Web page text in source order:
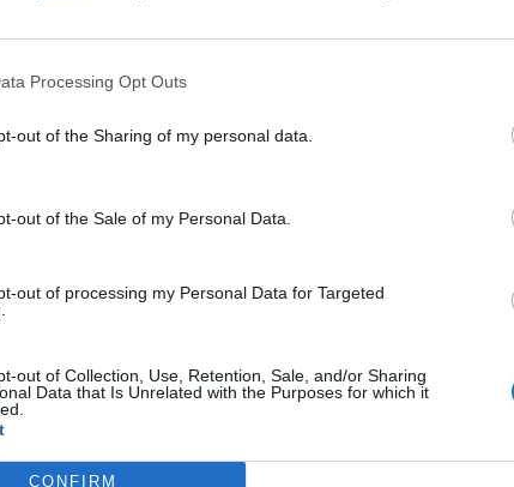
Processing Opt Outs
out of the Sharing of my personal data.
out of the Sale of my Personal Data.
out of processing my Personal Data for Targeted
out of Collection, Use, Retention, Sale, and/or Sharing
Data that Is Unrelated with the Purposes for which it
CONFIRM
Century Fox